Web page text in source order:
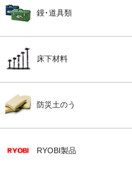
鏝･道具類
床下材料
防災土のう
RYOBI製品